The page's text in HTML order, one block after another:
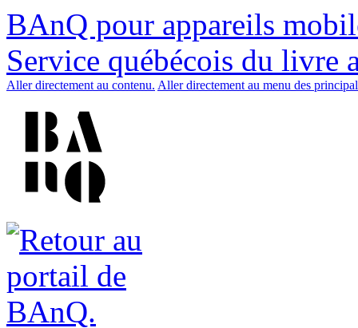
BAnQ pour appareils
Service québécois du livre
Aller directement au contenu. Aller directement au menu des